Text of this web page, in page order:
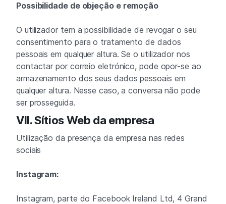
Possibilidade de objeção e remoção
O utilizador tem a possibilidade de revogar o seu
consentimento para o tratamento de dados
pessoais em qualquer altura. Se o utilizador nos
contactar por correio eletrónico, pode opor-se ao
armazenamento dos seus dados pessoais em
qualquer altura. Nesse caso, a conversa não pode
ser prosseguida.
VII. Sítios Web da empresa
Utilização da presença da empresa nas redes
sociais
Instagram:
Instagram, parte do Facebook Ireland Ltd, 4 Grand